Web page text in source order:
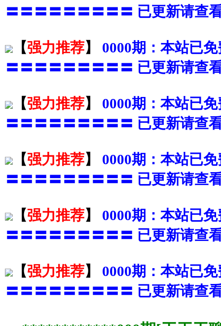
〓〓〓〓〓〓〓〓〓 已更新请查
【强力推荐】
0000期：本站已
〓〓〓〓〓〓〓〓〓 已更新请查
【强力推荐】
0000期：本站已
〓〓〓〓〓〓〓〓〓 已更新请查
【强力推荐】
0000期：本站已
〓〓〓〓〓〓〓〓〓 已更新请查
【强力推荐】
0000期：本站已
〓〓〓〓〓〓〓〓〓 已更新请查
【强力推荐】
0000期：本站已
〓〓〓〓〓〓〓〓〓 已更新请查